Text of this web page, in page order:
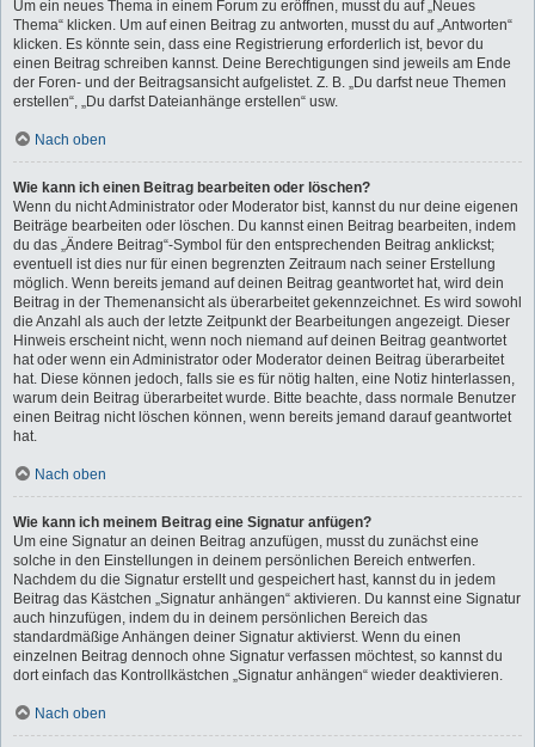
Um ein neues Thema in einem Forum zu eröffnen, musst du auf „Neues
Thema“ klicken. Um auf einen Beitrag zu antworten, musst du auf „Antworten“
klicken. Es könnte sein, dass eine Registrierung erforderlich ist, bevor du
einen Beitrag schreiben kannst. Deine Berechtigungen sind jeweils am Ende
der Foren- und der Beitragsansicht aufgelistet. Z. B. „Du darfst neue Themen
erstellen“, „Du darfst Dateianhänge erstellen“ usw.
Nach oben
Wie kann ich einen Beitrag bearbeiten oder löschen?
Wenn du nicht Administrator oder Moderator bist, kannst du nur deine eigenen
Beiträge bearbeiten oder löschen. Du kannst einen Beitrag bearbeiten, indem
du das „Ändere Beitrag“-Symbol für den entsprechenden Beitrag anklickst;
eventuell ist dies nur für einen begrenzten Zeitraum nach seiner Erstellung
möglich. Wenn bereits jemand auf deinen Beitrag geantwortet hat, wird dein
Beitrag in der Themenansicht als überarbeitet gekennzeichnet. Es wird sowohl
die Anzahl als auch der letzte Zeitpunkt der Bearbeitungen angezeigt. Dieser
Hinweis erscheint nicht, wenn noch niemand auf deinen Beitrag geantwortet
hat oder wenn ein Administrator oder Moderator deinen Beitrag überarbeitet
hat. Diese können jedoch, falls sie es für nötig halten, eine Notiz hinterlassen,
warum dein Beitrag überarbeitet wurde. Bitte beachte, dass normale Benutzer
einen Beitrag nicht löschen können, wenn bereits jemand darauf geantwortet
hat.
Nach oben
Wie kann ich meinem Beitrag eine Signatur anfügen?
Um eine Signatur an deinen Beitrag anzufügen, musst du zunächst eine
solche in den Einstellungen in deinem persönlichen Bereich entwerfen.
Nachdem du die Signatur erstellt und gespeichert hast, kannst du in jedem
Beitrag das Kästchen „Signatur anhängen“ aktivieren. Du kannst eine Signatur
auch hinzufügen, indem du in deinem persönlichen Bereich das
standardmäßige Anhängen deiner Signatur aktivierst. Wenn du einen
einzelnen Beitrag dennoch ohne Signatur verfassen möchtest, so kannst du
dort einfach das Kontrollkästchen „Signatur anhängen“ wieder deaktivieren.
Nach oben